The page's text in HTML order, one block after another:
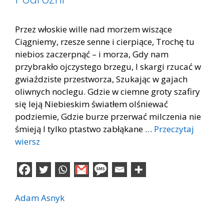
Przez włoskie wille nad morzem wiszące
Ciągniemy, rzesze senne i cierpiące, Trochę tu
niebios zaczerpnąć – i morza, Gdy nam
przybrakło ojczystego brzegu, I skargi rzucać w
gwiaździste przestworza, Szukając w gajach
oliwnych noclegu. Gdzie w ciemne groty szafiry
się leją Niebieskim światłem olśniewać
podziemie, Gdzie burze przerwać milczenia nie
śmieją I tylko ptastwo zabłąkane … Przeczytaj
wiersz
Adam Asnyk